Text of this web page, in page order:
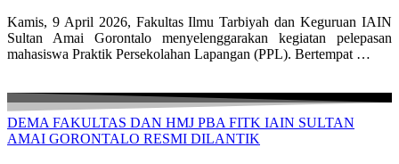
Kamis, 9 April 2026, Fakultas Ilmu Tarbiyah dan Keguruan IAIN
Sultan Amai Gorontalo menyelenggarakan kegiatan pelepasan
mahasiswa Praktik Persekolahan Lapangan (PPL). Bertempat …
DEMA FAKULTAS DAN HMJ PBA FITK IAIN SULTAN
AMAI GORONTALO RESMI DILANTIK